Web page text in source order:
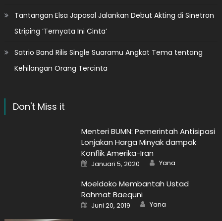
Tantangan Elsa Japasal Jalankan Debut Akting di Sinetron
Striping ‘Ternyata Ini Cinta’
Satrio Band Rilis Single Suaramu Angkat Tema tentang
Kehilangan Orang Tercinta
Don't Miss it
Menteri BUMN: Pemerintah Antisipasi
Lonjakan Harga Minyak dampak
Konflik Amerika-Iran
Posted
on
Januari 5, 2020 Author
Yana
Moeldoko Membantah Ustad
Rahmat Baequni
Posted
on
Juni 20, 2019 Author
Yana